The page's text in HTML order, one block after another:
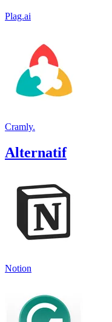
Plag.ai
Cramly.
Alternatif
Notion